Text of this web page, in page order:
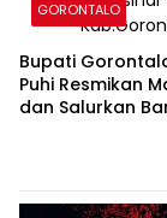
GORONTALO
Bupati
Puhi Resmikan
dan Salurkan